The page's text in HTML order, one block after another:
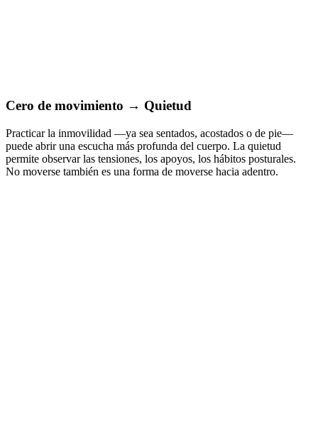
Cero de movimiento → Quietud
Practicar la inmovilidad —ya sea sentados, acostados o de pie—
puede abrir una escucha más profunda del cuerpo. La quietud
permite observar las tensiones, los apoyos, los hábitos posturales.
No moverse también es una forma de moverse hacia adentro.